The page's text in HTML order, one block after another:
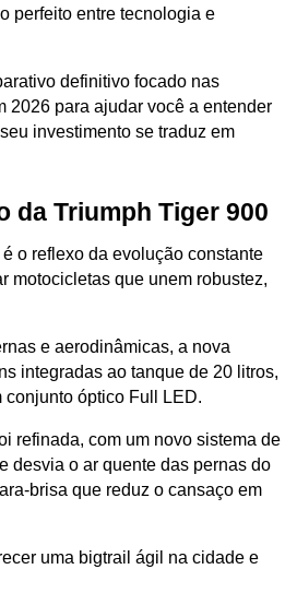
perfeito entre tecnologia e
definitivo focado nas
2026 para ajudar você a entender
investimento se traduz em
da Triumph Tiger 900
o reflexo da evolução constante
motocicletas que unem robustez,
e aerodinâmicas, a nova
integradas ao tanque de 20 litros,
conjunto óptico Full LED.
refinada, com um novo sistema de
desvia o ar quente das pernas do
brisa que reduz o cansaço em
uma bigtrail ágil na cidade e